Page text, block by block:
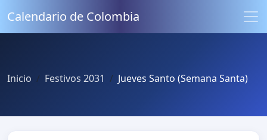
Calendario de Colombia
Inicio Festivos 2031 Jueves Santo (Semana Santa)